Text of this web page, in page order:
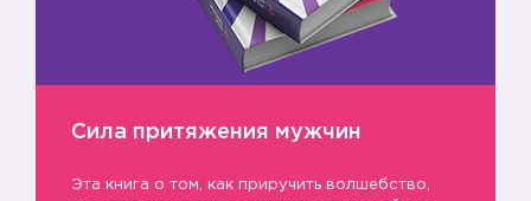
Сила притяжения мужчин
Эта книга о том, как приручить волшебство,